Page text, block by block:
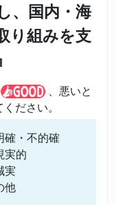
、国内・海
り組みを支
、悪いと
ださい。
確・不的確
実的
実
他